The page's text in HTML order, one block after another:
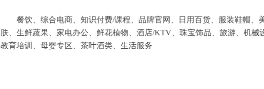
餐饮、综合电商、知识付费/课程、品牌官网、日用百货、服装鞋帽、
肤、生鲜蔬果、家电办公、鲜花植物、酒店/KTV、珠宝饰品、旅游、机械
教育培训、母婴专区、茶叶酒类、生活服务